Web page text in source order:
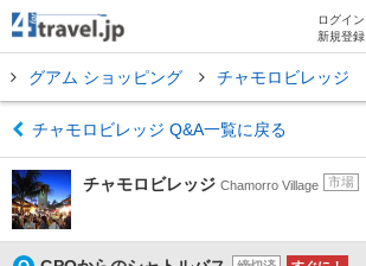
ログイン
新規登録
グアム ショッピング チャモロビレッジ
チャモロビレッジ Q&A一覧に戻る
チャモロビレッジ Chamorro Village 市場